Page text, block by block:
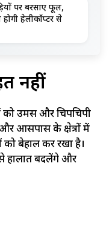
पर बरसाए फूल,
होगी हेलीकॉप्टर से
नहीं
को उमस और चिपचिपी
आसपास के क्षेत्रों में
बेहाल कर रखा है।
हालात बदलेंगे और